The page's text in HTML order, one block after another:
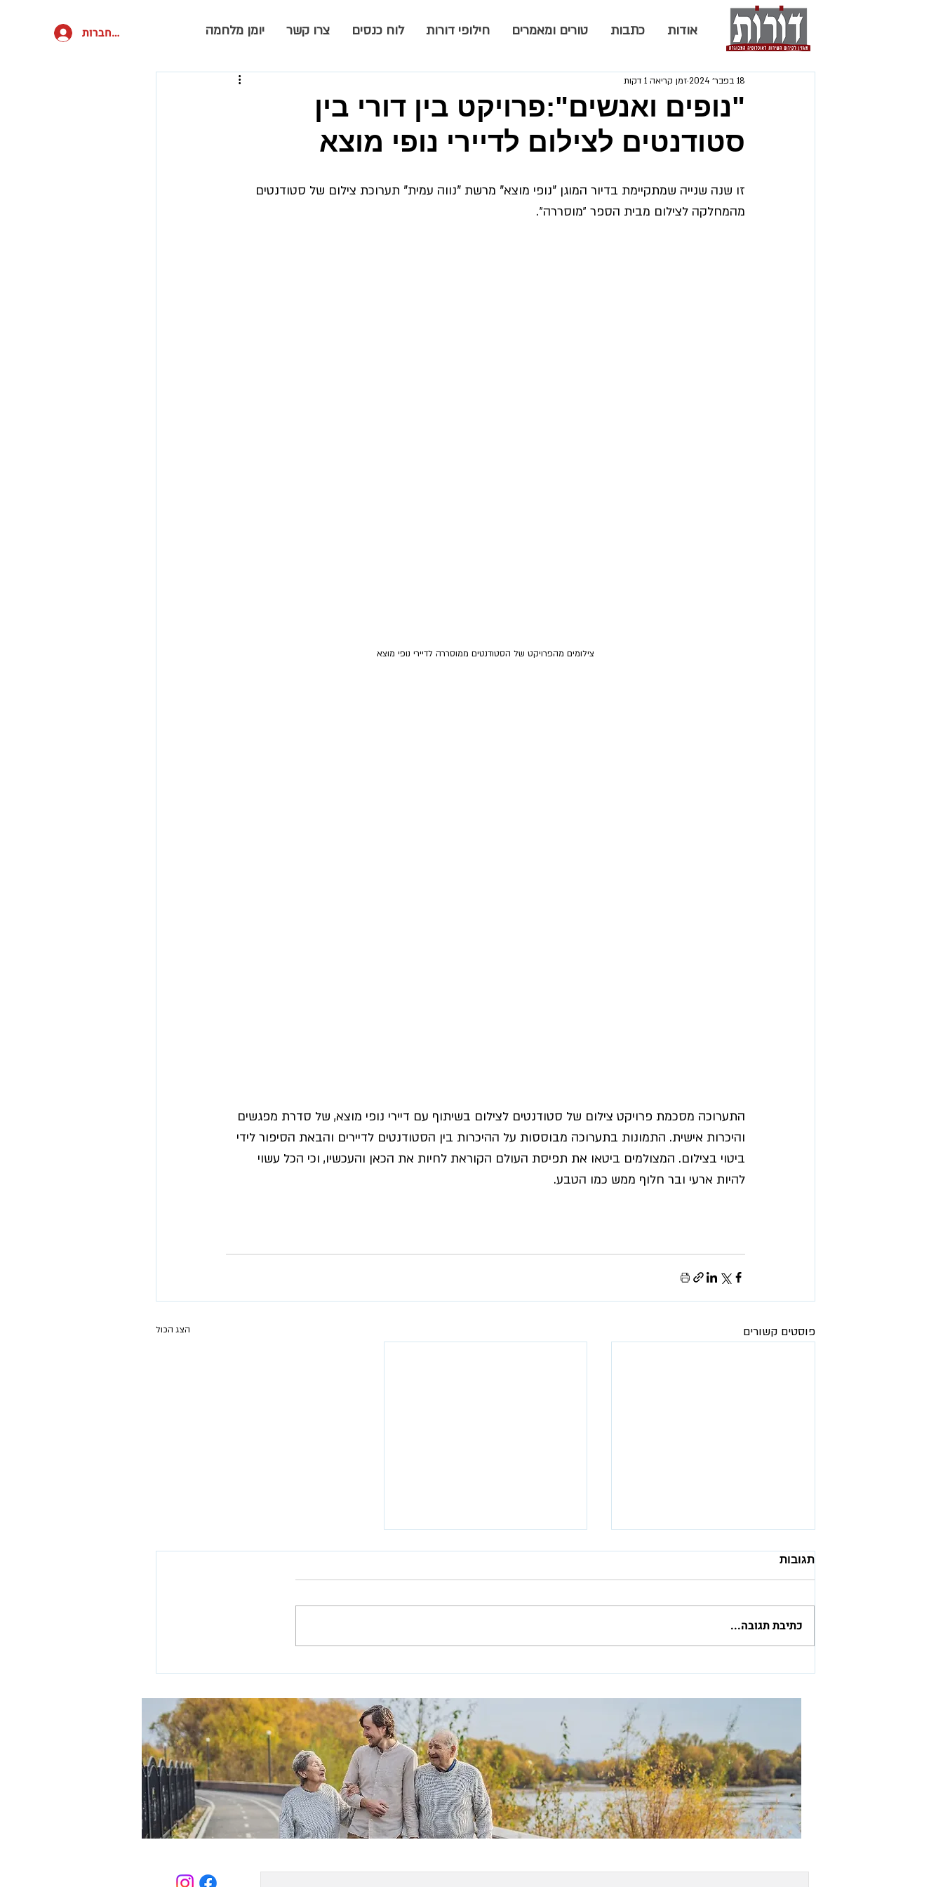
להתחברות אודות כתבות טורים ומאמרים חילופי דורות לוח כנסים צרו קשר יומן מלחמה
"נופים ואנשים":פרויקט בין דורי בין
סטודנטים לצילום לדיירי נופי מוצא
18 בפבר׳ 2024 זמן קריאה 1 דקות
זו שנה שנייה שמתקיימת בדיור המוגן "נופי מוצא" מרשת "נווה עמית" תערוכת צילום של סטודנטים
מהמחלקה לצילום מבית הספר ״מוסררה״.
צילומים מהפרויקט של הסטודנטים ממוסררה לדיירי נופי מוצא
התערוכה מסכמת פרויקט צילום של סטודנטים לצילום בשיתוף עם דיירי נופי מוצא, של סדרת מפגשים
והיכרות אישית. התמונות בתערוכה מבוססות על ההיכרות בין הסטודנטים לדיירים והבאת הסיפור לידי
ביטוי בצילום. המצולמים ביטאו את תפיסת העולם הקוראת לחיות את הכאן והעכשיו, וכי הכל עשוי
להיות ארעי ובר חלוף ממש כמו הטבע.
פוסטים קשורים הצג הכול
שנרצח ב-7 אוקטובר
תגובות
כתיבת תגובה...